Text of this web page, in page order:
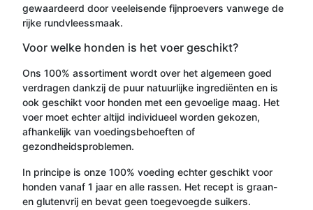
gewaardeerd door veeleisende fijnproevers vanwege de
rijke rundvleessmaak.
Voor welke honden is het voer geschikt?
Ons 100% assortiment wordt over het algemeen goed
verdragen dankzij de puur natuurlijke ingrediënten en is
ook geschikt voor honden met een gevoelige maag. Het
voer moet echter altijd individueel worden gekozen,
afhankelijk van voedingsbehoeften of
gezondheidsproblemen.
In principe is onze 100% voeding echter geschikt voor
honden vanaf 1 jaar en alle rassen. Het recept is graan-
en glutenvrij en bevat geen toegevoegde suikers.